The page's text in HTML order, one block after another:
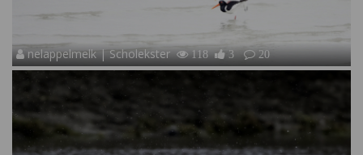
nelappelmelk | Scholekster 118 3 20